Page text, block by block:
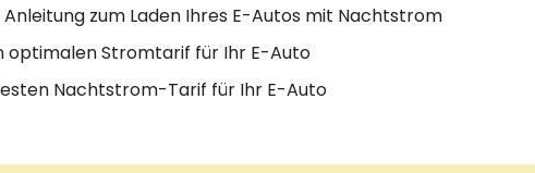
zum Laden Ihres E-Autos mit Nachtstrom
optimalen Stromtarif für Ihr E-Auto
Nachtstrom-Tarif für Ihr E-Auto